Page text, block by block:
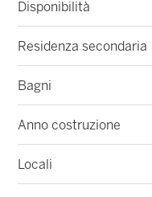
Disponibilità
Residenza secondaria
Bagni
Anno costruzione
Locali